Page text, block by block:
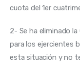
cuota del 1er
2- Se ha eliminado
para los ejercientes
esta situación y no